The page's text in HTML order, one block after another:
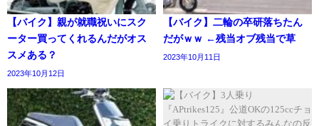
【バイク】親が就職祝いにスク
ーター買ってくれるんだがオス
スメある？
2023年10月12日
【バイク】二輪の卒研落ちたん
だがｗｗ ←残当オブ残当で草
2023年10月11日